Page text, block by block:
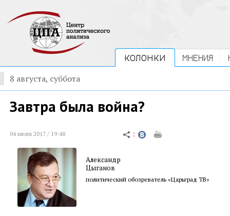
КОЛОНКИ МНЕНИЯ
8 августа, суббота
Завтра была война?
04 июля 2017 / 19:48
Александр
Цыганов
политический обозреватель «Царьград ТВ»